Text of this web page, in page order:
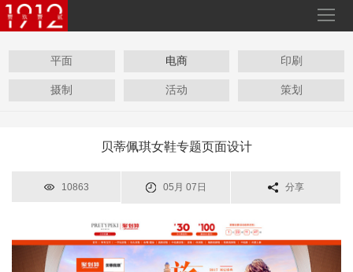
平面 电商 印刷
摄制 活动 策划
贝蒂佩琪女鞋专题页面设计
10863 05月 07日 分享